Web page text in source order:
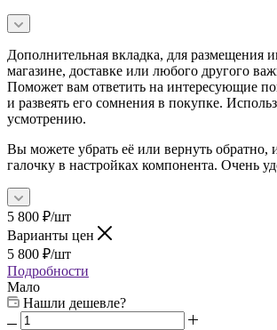
Дополнительная вкладка, для размещения
магазине, доставке или любого другого
Поможет вам ответить на интересующие
и развеять его сомнения в покупке.
усмотрению.
Вы можете убрать её или вернуть обратно,
галочку в настройках компонента. Очень
5 800 ₽/шт
Варианты цен
5 800 ₽/шт
Подробности
Мало
Нашли дешевле?